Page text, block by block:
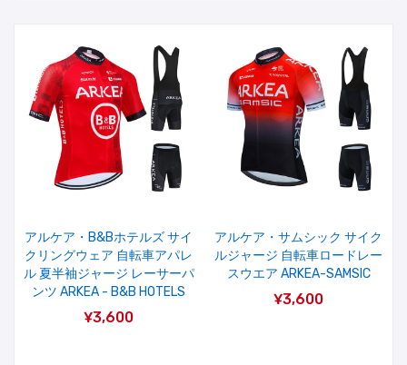
アルケア・B&Bホテルズ サイ
クリングウェア 自転車アパレ
ル 夏半袖ジャージ レーサーパ
ンツ ARKEA - B&B HOTELS
¥3,600
アルケア・サムシック サイク
ルジャージ 自転車ロードレー
スウエア ARKEA-SAMSIC
¥3,600